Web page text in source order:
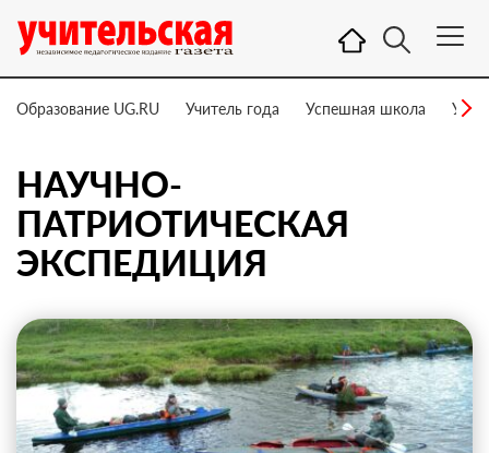
Образование UG.RU Учитель года Успешная школа
НАУЧНО-
ПАТРИОТИЧЕСКАЯ
ЭКСПЕДИЦИЯ